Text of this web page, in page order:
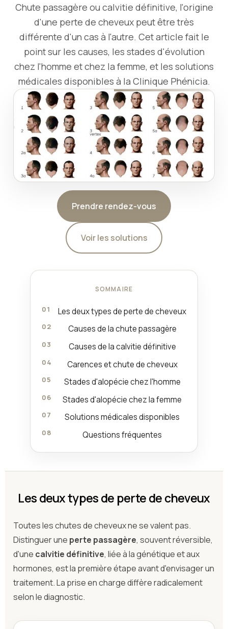
Chute passagère ou calvitie définitive, l'origine
d'une perte de cheveux peut être très
différente d'un cas à l'autre. Cet article fait le
point sur les causes, les stades d'évolution
chez l'homme et chez la femme, et les solutions
médicales disponibles à la Clinique Phénicia.
Prendre rendez-vous
Voir les solutions
SOMMAIRE
Les deux types de perte de cheveux
Causes de la chute passagère
Causes de la calvitie définitive
Carences et chute de cheveux
Stades d'alopécie chez l'homme
Stades d'alopécie chez la femme
Solutions médicales disponibles
Questions fréquentes
Les deux types de perte de cheveux
Toutes les chutes de cheveux ne se valent pas.
Distinguer une perte passagère, souvent réversible,
d'une calvitie définitive, liée à la génétique et aux
hormones, est la première étape avant d'envisager un
traitement. La prise en charge diffère radicalement
selon le diagnostic.